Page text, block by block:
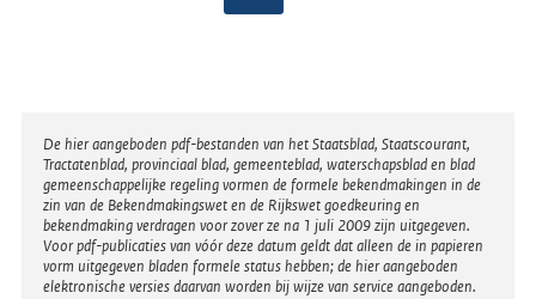
Disclaimer
De hier aangeboden pdf-bestanden van het Staatsblad, Staatscourant,
Tractatenblad, provinciaal blad, gemeenteblad, waterschapsblad en blad
gemeenschappelijke regeling vormen de formele bekendmakingen in de
zin van de Bekendmakingswet en de Rijkswet goedkeuring en
bekendmaking verdragen voor zover ze na 1 juli 2009 zijn uitgegeven.
Voor pdf-publicaties van vóór deze datum geldt dat alleen de in papieren
vorm uitgegeven bladen formele status hebben; de hier aangeboden
elektronische versies daarvan worden bij wijze van service aangeboden.